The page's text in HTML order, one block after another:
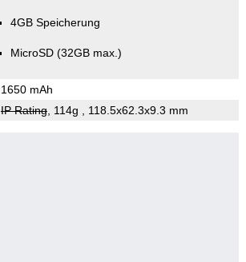
4GB Speicherung
MicroSD (32GB max.)
1650 mAh
IP Rating, 114g , 118.5x62.3x9.3 mm